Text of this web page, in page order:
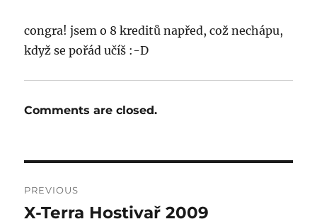
congra! jsem o 8 kreditů napřed, což nechápu,
když se pořád učíš :-D
Comments are closed.
navigation
PREVIOUS
Previous
X-Terra Hostivař 2009